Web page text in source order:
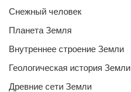
Снежный человек
Планета Земля
Внутреннее строение Земли
Геологическая история Земли
Древние сети Земли